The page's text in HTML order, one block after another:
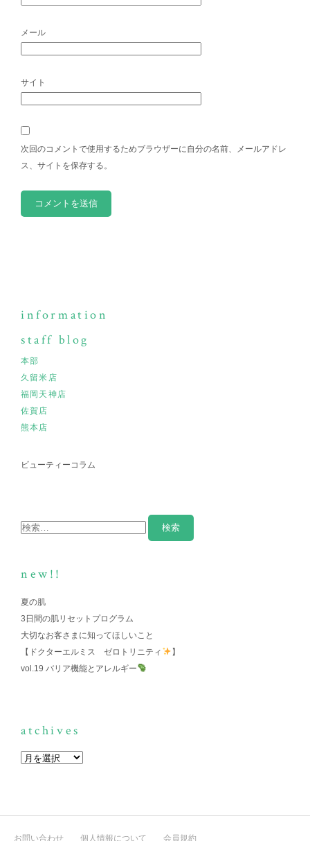
メール
サイト
次回のコメントで使用するためブラウザーに自分の名前、メールアドレ
ス、サイトを保存する。
information
staff blog
本部
久留米店
福岡天神店
佐賀店
熊本店
ビューティーコラム
new!!
夏の肌
3日間の肌リセットプログラム
大切なお客さまに知ってほしいこと
【ドクターエルミス ゼロトリニティ
】
vol.19 バリア機能とアレルギー
atchives
お問い合わせ 個人情報について 会員規約